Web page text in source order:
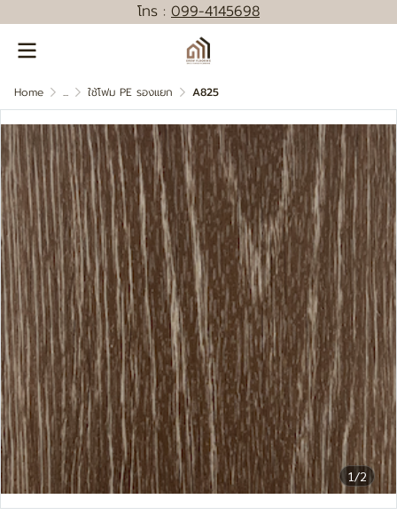
โทร : 099-4145698
Home ... ใช้โฟม PE รองแยก A825
1/2